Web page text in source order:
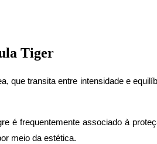
Tiger
que transita entre intensidade e
é frequentemente associado à
meio da estética.